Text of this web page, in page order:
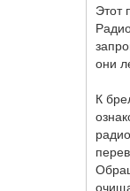
Этот
они
К